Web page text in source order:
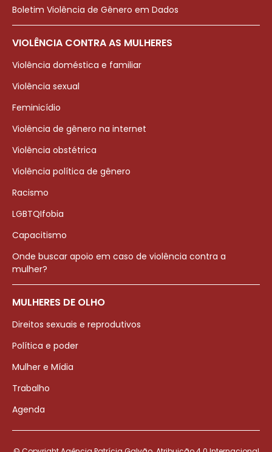
Boletim Violência de Gênero em Dados
VIOLÊNCIA CONTRA AS MULHERES
Violência doméstica e familiar
Violência sexual
Feminicídio
Violência de gênero na internet
Violência obstétrica
Violência política de gênero
Racismo
LGBTQIfobia
Capacitismo
Onde buscar apoio em caso de violência contra a
mulher?
MULHERES DE OLHO
Direitos sexuais e reprodutivos
Política e poder
Mulher e Mídia
Trabalho
Agenda